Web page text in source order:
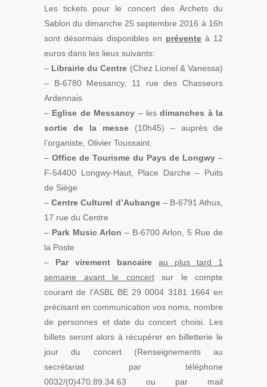
Les tickets pour le concert des Archets du
Sablon du dimanche 25 septembre 2016 à 16h
sont désormais disponibles en prévente à 12
euros dans les lieux suivants:
– Librairie du Centre (Chez Lionel & Vanessa)
– B-6780 Messancy, 11 rue des Chasseurs
Ardennais
– Eglise de Messancy – lesdimanches à la
sortie de la messe (10h45) – auprès de
l’organiste, Olivier Toussaint.
– Office de Tourisme du Pays de Longwy –
F-54400 Longwy-Haut, Place Darche – Puits
de Siège
–Centre Culturel d’Aubange– B-6791 Athus,
17 rue du Centre
– Park Music Arlon – B-6700 Arlon, 5 Rue de
la Poste
– Par virement bancaire
au plus tard 1
semaine avant le concertsur le compte
courant de l’ASBL BE 29 0004 3181 1664 en
précisant en communication vos noms, nombre
de personnes et date du concert choisi. Les
billets seront alors à récupérer en billetterie le
jour du concert (Renseignements au
secrétariat par téléphone
0032/(0)470.89.34.63 ou par mail